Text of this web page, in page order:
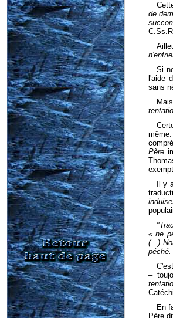
de
Si
l'aide
sans
Père
Il y
« ne
(...)
péché.
–
En
Père